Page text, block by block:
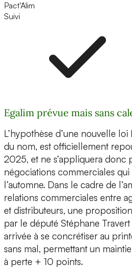
Pact'Alim
Suivi
Egalim prévue mais sans
L’hypothèse d’une nouvelle
du nom, est officiellement
2025, et ne s’appliquera donc
négociations commerciales
l’automne. Dans le cadre de
relations commerciales entre
et distributeurs, une
par le député Stéphane Travert
arrivée à se concrétiser au
sans mal, permettant un
à perte + 10 points.